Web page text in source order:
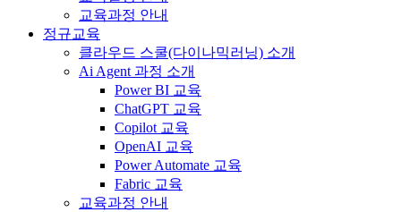
교육과정 안내
정규교육
클라우드 스쿨(다이나믹러닝) 소개
Ai Agent 과정 소개
Power BI 교육
ChatGPT 교육
Copilot 교육
OpenAI 교육
Power Automate 교육
Fabric 교육
교육과정 안내